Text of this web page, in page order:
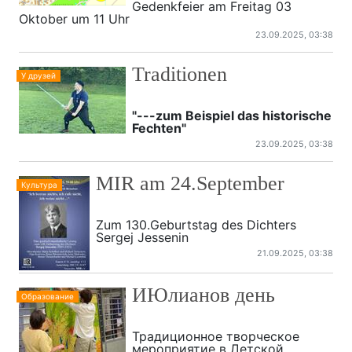
Gedenkfeier am Freitag 03
Oktober um 11 Uhr
23.09.2025, 03:38
У друзей Traditionen
"---zum Beispiel das historische
Fechten"
23.09.2025, 03:38
Культура MIR am 24.September
Zum 130.Geburtstag des Dichters
Sergej Jessenin
21.09.2025, 03:38
Образование ИЮлианов день
Традиционное творческое
мероприятие в Детской